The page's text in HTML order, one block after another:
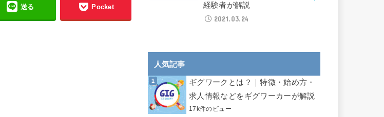
送る Pocket
経験者が解説
2021.03.24
人気記事
ギグワークとは？｜特徴・始め方・
求人情報などをギグワーカーが解説
17k件のビュー